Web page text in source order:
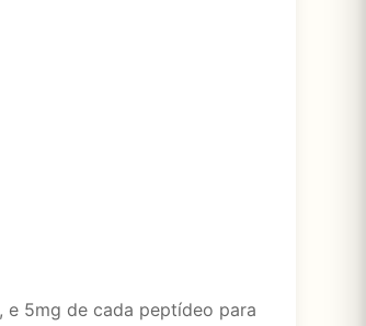
e 5mg de cada peptídeo para